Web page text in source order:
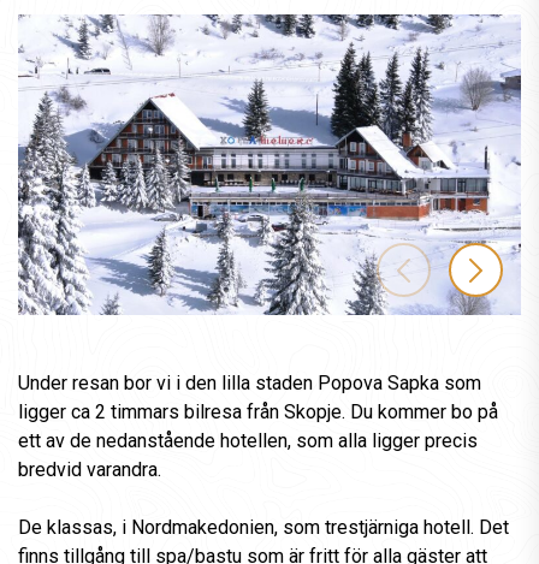
Under resan bor vi i den lilla staden Popova Sapka som
ligger ca 2 timmars bilresa från Skopje. Du kommer bo på
ett av de nedanstående hotellen, som alla ligger precis
bredvid varandra.
De klassas, i Nordmakedonien, som trestjärniga hotell. Det
finns tillgång till spa/bastu som är fritt för alla gäster att